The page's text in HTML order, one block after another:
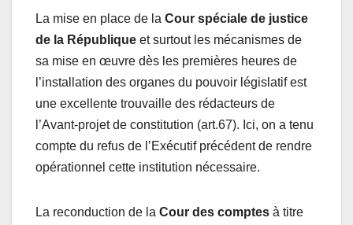
La mise en place de la Cour spéciale de justice
de la République et surtout les mécanismes de
sa mise en œuvre dès les premières heures de
l’installation des organes du pouvoir législatif est
une excellente trouvaille des rédacteurs de
l’Avant-projet de constitution (art.67). Ici, on a tenu
compte du refus de l’Exécutif précédent de rendre
opérationnel cette institution nécessaire.
La reconduction de la Cour des comptes à titre